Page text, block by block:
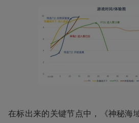
在标出来的关键节点中，《神秘海